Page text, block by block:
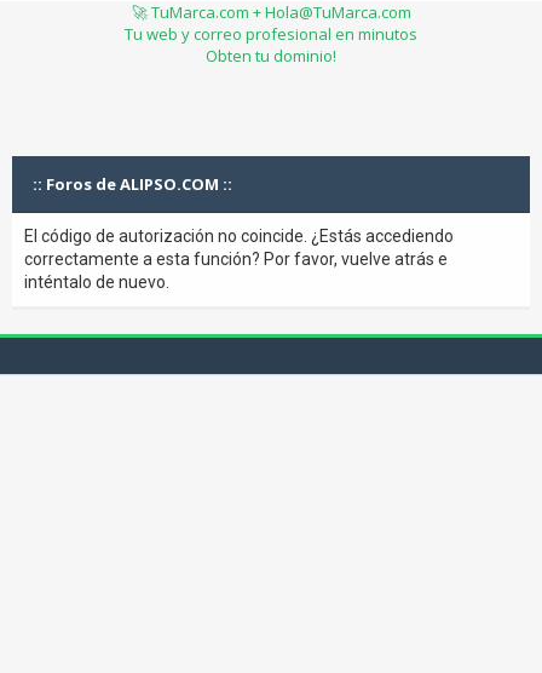
🚀 TuMarca.com + Hola@TuMarca.com
Tu web y correo profesional en minutos
Obten tu dominio!
:: Foros de ALIPSO.COM ::
El código de autorización no coincide. ¿Estás accediendo
correctamente a esta función? Por favor, vuelve atrás e
inténtalo de nuevo.